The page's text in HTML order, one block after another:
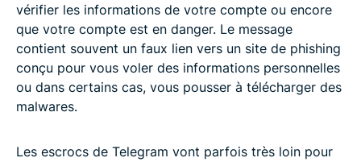
vérifier les informations de votre compte ou encore
que votre compte est en danger. Le message
contient souvent un faux lien vers un site de phishing
conçu pour vous voler des informations personnelles
ou dans certains cas, vous pousser à télécharger des
malwares.
Les escrocs de Telegram vont parfois très loin pour